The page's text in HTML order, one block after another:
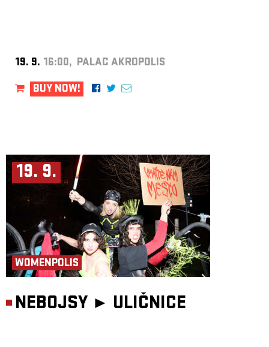
19. 9. 16:00, PALAC AKROPOLIS
BUY NOW!
19. 9.
WOMENPOLIS
NEBOJSY ► ULIČNICE